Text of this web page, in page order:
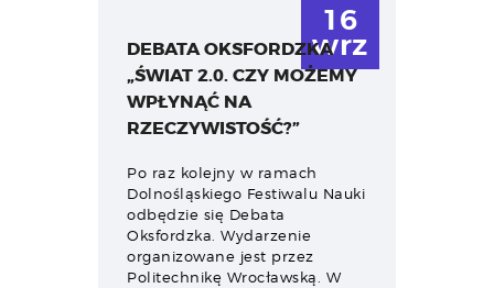
16
wrz
DEBATA OKSFORDZKA
„ŚWIAT 2.0. CZY MOŻEMY
WPŁYNĄĆ NA
RZECZYWISTOŚĆ?”
Po raz kolejny w ramach
Dolnośląskiego Festiwalu Nauki
odbędzie się Debata
Oksfordzka. Wydarzenie
organizowane jest przez
Politechnikę Wrocławską. W